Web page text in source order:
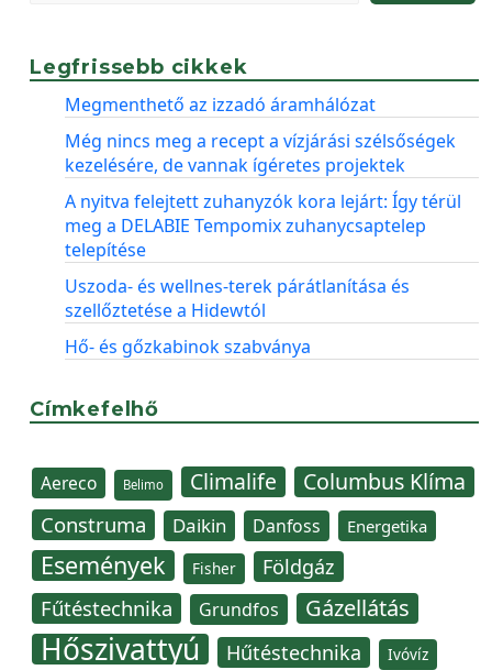
Legfrissebb cikkek
Megmenthető az izzadó áramhálózat
Még nincs meg a recept a vízjárási szélsőségek
kezelésére, de vannak ígéretes projektek
A nyitva felejtett zuhanyzók kora lejárt: Így térül
meg a DELABIE Tempomix zuhanycsaptelep
telepítése
Uszoda- és wellnes-terek párátlanítása és
szellőztetése a Hidewtól
Hő- és gőzkabinok szabványa
Címkefelhő
Aereco Belimo Climalife Columbus Klíma
Construma Daikin Danfoss Energetika
Események Fisher Földgáz
Fűtéstechnika Grundfos Gázellátás
Hőszivattyú Hűtéstechnika Ivóvíz